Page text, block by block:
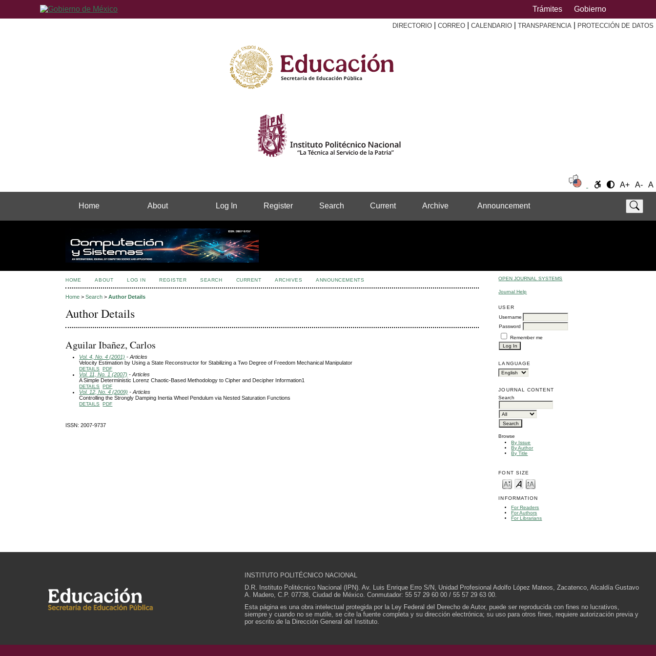
Trámites Gobierno
DIRECTORIO CORREO CALENDARIO TRANSPARENCIA PROTECCIÓN DE DATOS
A+ A- A
Home About Log In Register Search Current Archive Announcement
OPEN JOURNAL SYSTEMS
Journal Help
USER
Username
Password
Remember me
LANGUAGE
JOURNAL CONTENT
Search
Browse
By Issue
By Author
By Title
FONT SIZE
INFORMATION
For Readers
For Authors
For Librarians
HOME ABOUT LOG IN REGISTER SEARCH CURRENT ARCHIVES ANNOUNCEMENTS
Home >Search >Author Details
Author Details
Aguilar Ibañez, Carlos
Vol. 4, No. 4 (2001) - Articles
Velocity Estimation by Using a State Reconstructor for Stabilizing a Two Degree of Freedom Mechanical Manipulator
DETAILS PDF
Vol. 11, No. 1 (2007) - Articles
A Simple Deterministic Lorenz Chaotic-Based Methodology to Cipher and Decipher Information1
DETAILS PDF
Vol. 12, No. 4 (2009) - Articles
Controlling the Strongly Damping Inertia Wheel Pendulum via Nested Saturation Functions
DETAILS PDF
ISSN: 2007-9737
INSTITUTO POLITÉCNICO NACIONAL
D.R. Instituto Politécnico Nacional (IPN). Av. Luis Enrique Erro S/N, Unidad Profesional Adolfo López Mateos, Zacatenco, Alcaldía Gustavo
A. Madero, C.P. 07738, Ciudad de México. Conmutador: 55 57 29 60 00 / 55 57 29 63 00.
Esta página es una obra intelectual protegida por la Ley Federal del Derecho de Autor, puede ser reproducida con fines no lucrativos,
siempre y cuando no se mutile, se cite la fuente completa y su dirección electrónica; su uso para otros fines, requiere autorización previa y
por escrito de la Dirección General del Instituto.